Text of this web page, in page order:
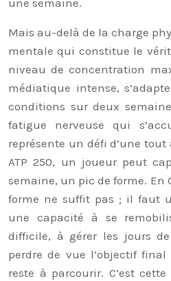
une semaine.
Mais au-delà de la charge
mentale qui constitue le
niveau de concentration
médiatique intense,
conditions sur deux
fatigue nerveuse qui
représente un défi d’une
ATP 250, un joueur peut
semaine, un pic de forme. En
forme ne suffit pas ; il faut
une capacité à se
difficile, à gérer les jours
perdre de vue l’objectif
reste à parcourir. C’est